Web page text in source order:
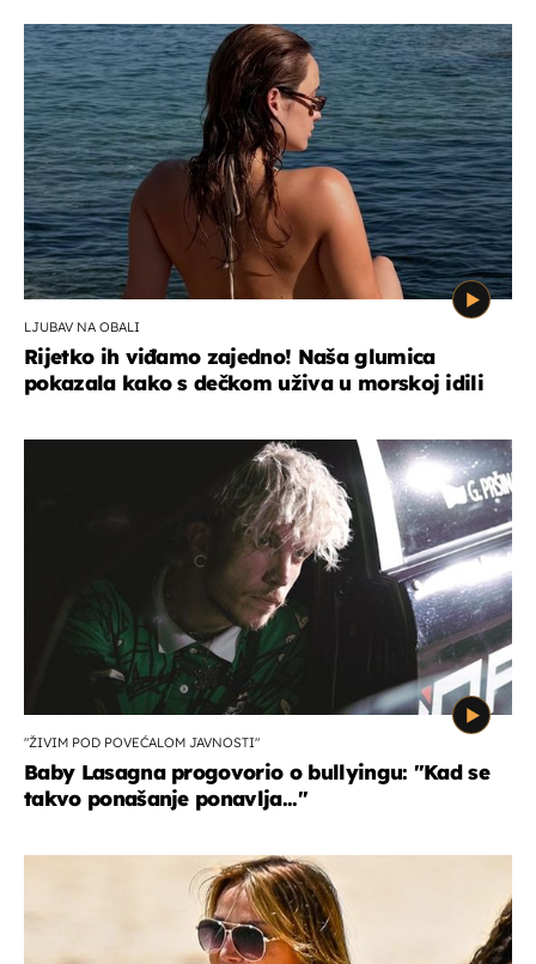
LJUBAV NA OBALI
Rijetko ih viđamo zajedno! Naša glumica
pokazala kako s dečkom uživa u morskoj idili
"ŽIVIM POD POVEĆALOM JAVNOSTI"
Baby Lasagna progovorio o bullyingu: "Kad se
takvo ponašanje ponavlja..."